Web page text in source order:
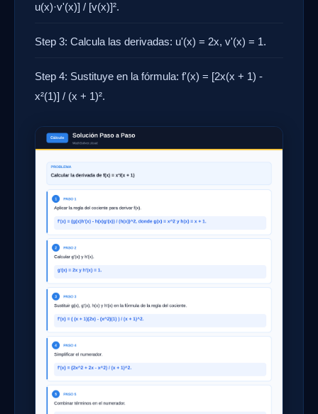
u(x)·v'(x)] / [v(x)]².
Step 3: Calcula las derivadas: u'(x) = 2x, v'(x) = 1.
Step 4: Sustituye en la fórmula: f'(x) = [2x(x + 1) -
x²(1)] / (x + 1)².